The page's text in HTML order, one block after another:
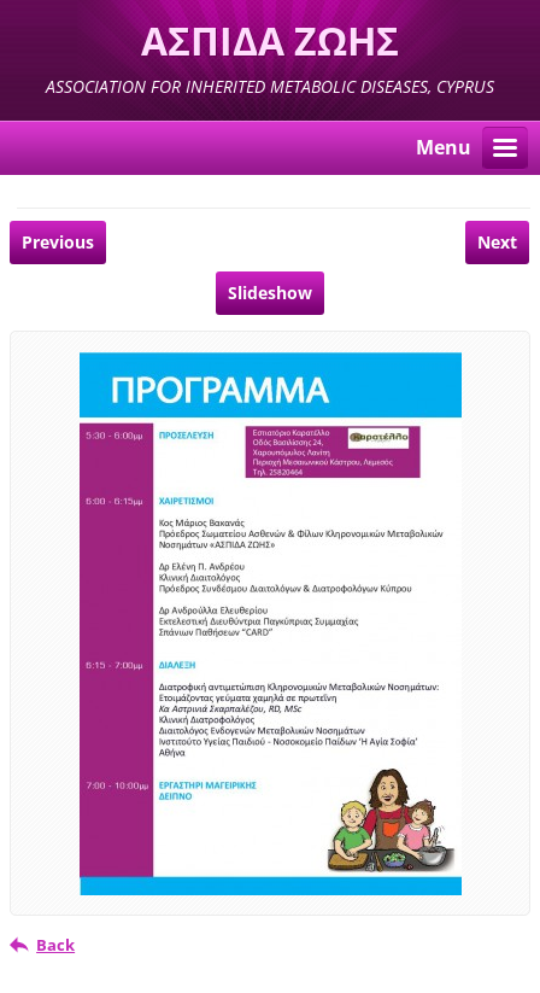
ΑΣΠΙΔΑ ΖΩΗΣ
ASSOCIATION FOR INHERITED METABOLIC DISEASES, CYPRUS
Menu
Previous Next
Slideshow
Back